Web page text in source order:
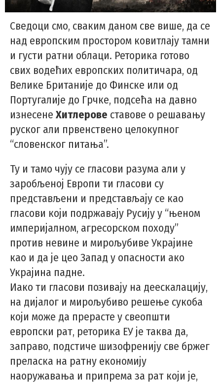
Сведоци смо, сваким даном све више, да се
над европским простором ковитлају тамни
и густи ратни облаци. Реторика готово
свих водећих европских политичара, од
Велике Британије до Финске или од
Португалије до Грчке, подсећа на давно
изнесене Хитлерове ставове о решавању
руског али првенствено целокупног
“словенског питања”.
Ту и тамо чују се гласови разума али у
заробљеној Европи ти гласови су
представљени и представљају се као
гласови који подржавају Русију у “њеном
империјалном, агресорском походу”
против невине и мирољубиве Украјине
као и да је цео Запад у опасности ако
Украјина падне.
Иако ти гласови позивају на деескалацију,
на дијалог и мирољубиво решење сукоба
који може да прерасте у свеопшти
европски рат, реторика ЕУ је таква да,
заправо, подстиче шизофренију све бржег
преласка на ратну економију
наоружавања и припрема за рат који је,